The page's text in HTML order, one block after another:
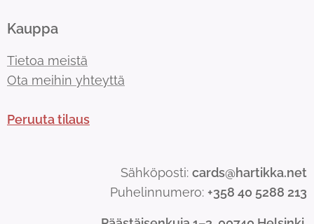
Kauppa
Tietoa meistä
Ota meihin yhteyttä
Peruuta tilaus
Sähköposti: cards@hartikka.net
Puhelinnumero: +358 40 5288 213